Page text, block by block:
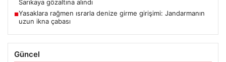
Sarıkaya gözaltına alındı
■Yasaklara rağmen ısrarla denize girme girişimi: Jandarmanın
uzun ikna çabası
Güncel